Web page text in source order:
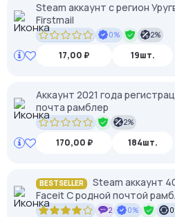
Steam аккаунт с регион
Firstmail
0% 2%
17,00 ₽ 19шт.
Аккаунт 2021 года
почта рамблер
2%
170,00 ₽ 184шт.
BESTSELLER
Steam аккаунт
Faceit С родной почтой
2 0%